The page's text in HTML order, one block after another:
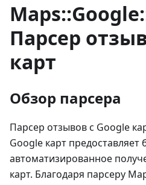
Парсер
карт
Обзор парсера
Парсер отзывов с Google
Google карт предоставляет
автоматизированное
карт. Благодаря парсеру